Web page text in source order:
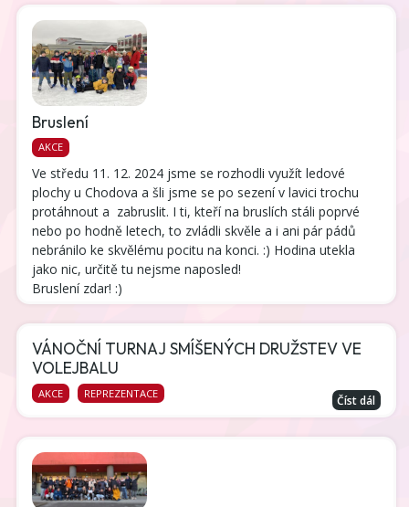
Bruslení
AKCE
Ve středu 11. 12. 2024 jsme se rozhodli využít ledové
plochy u Chodova a šli jsme se po sezení v lavici trochu
protáhnout a zabruslit. I ti, kteří na bruslích stáli poprvé
nebo po hodně letech, to zvládli skvěle a i ani pár pádů
nebránilo ke skvělému pocitu na konci. :) Hodina utekla
jako nic, určitě tu nejsme naposled!
Bruslení zdar! :)
VÁNOČNÍ TURNAJ SMÍŠENÝCH DRUŽSTEV VE
VOLEJBALU
AKCE REPREZENTACE Číst dál